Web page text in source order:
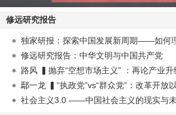
修远研究报告
独家研报：探索中国发展新周期——如何
代”？
修远研究报告：中华文明与中国共产党
路风 ▍抛弃“空想市场主义” ：再论产业
择
鄢一龙 ▍“执政党”vs“群众党”：改革开放
社会主义3.0 ——中国社会主义的现实与